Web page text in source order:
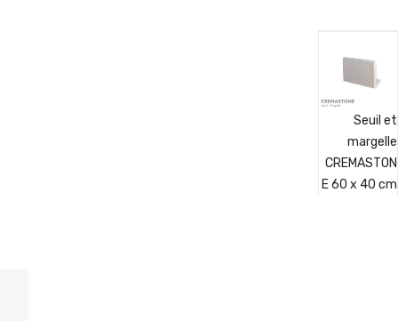
Seuil et
margelle
CREMASTON
E 60 x 40 cm